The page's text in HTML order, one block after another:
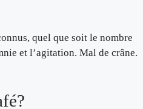
quel que soit le nombre
et l’agitation. Mal de crâne.